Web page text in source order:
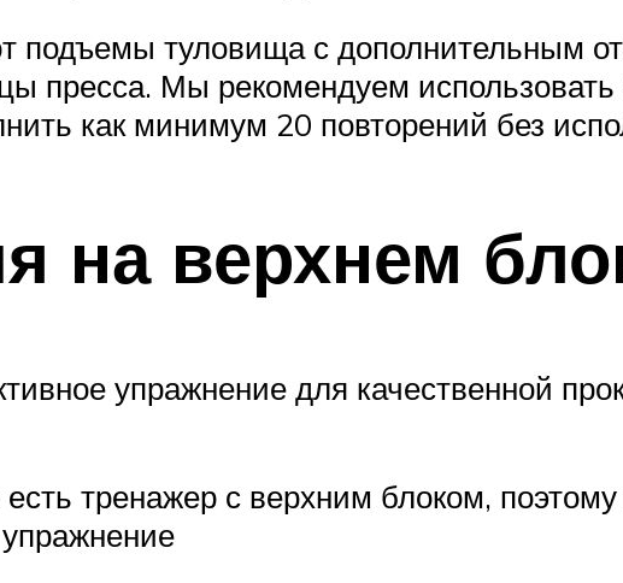
туловища с дополнительным
пресса. Мы рекомендуем использовать
как минимум 20 повторений без
на верхнем
упражнение для качественной
тренажер с верхним блоком,